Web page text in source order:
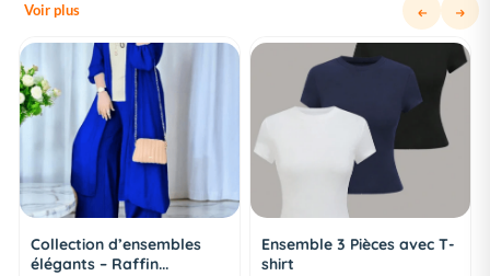
Voir plus
Collection d’ensembles
élégants – Raffin...
Ensemble 3 Pièces avec T-
shirt